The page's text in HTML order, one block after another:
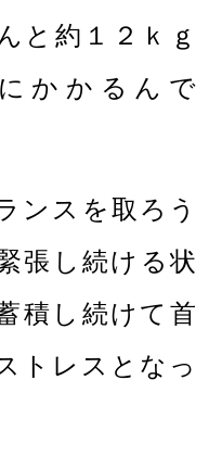
と約１２ｋｇ
かかるんで
ンスを取ろう
張し続ける状
積し続けて首
トレスとなっ